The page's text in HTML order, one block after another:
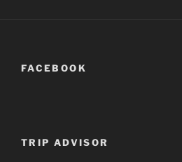
FACEBOOK
TRIP ADVISOR